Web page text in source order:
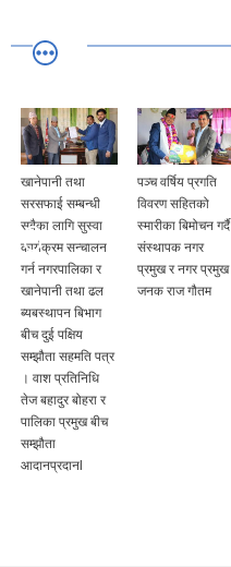
खानेपानी तथा
सरसफाई सम्बन्धी
सबैका लागि सुस्वा
कार्यक्रम सन्चालन
गर्न नगरपालिका र
खानेपानी तथा ढल
ब्यबस्थापन बिभाग
बीच दुई पक्षिय
सम्झौता सहमति पत्र
। वाश प्रतिनिधि
तेज बहादुर बोहरा र
पालिका प्रमुख बीच
सम्झौता
आदानप्रदानl
पञ्च वर्षिय प्रगति
विवरण सहितको
स्मारीका बिमोचन गर्दै
संस्थापक नगर
प्रमुख र नगर प्रमुख
जनक राज गौतम